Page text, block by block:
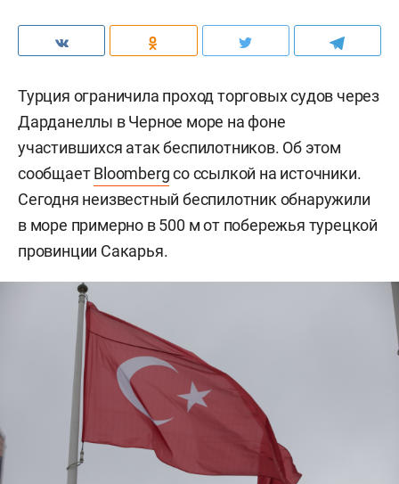
Турция ограничила проход торговых судов через
Дарданеллы в Черное море на фоне
участившихся атак беспилотников. Об этом
сообщаетBloombergсо ссылкой на источники.
Сегодня неизвестный беспилотник обнаружили
в море примерно в 500 м от побережья турецкой
провинции Сакарья.